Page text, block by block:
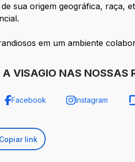
sua origem geográfica, raça,
em um ambiente
VISAGIO NAS NOSSAS
Facebook Instagram
Copiar link